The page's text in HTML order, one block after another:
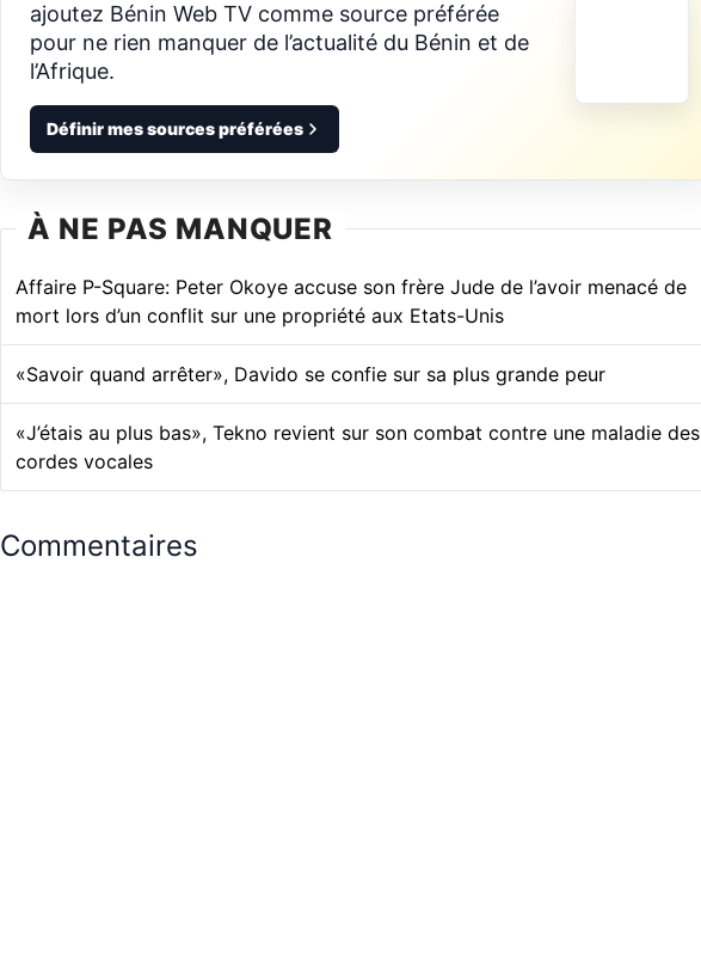
ajoutez Bénin Web TV comme source préférée
pour ne rien manquer de l’actualité du Bénin et de
l’Afrique.
Définir mes sources préférées
À NE PAS MANQUER
Affaire P-Square: Peter Okoye accuse son frère Jude de l’avoir menacé de
mort lors d’un conflit sur une propriété aux Etats-Unis
«Savoir quand arrêter», Davido se confie sur sa plus grande peur
«J’étais au plus bas», Tekno revient sur son combat contre une maladie des
cordes vocales
Commentaires